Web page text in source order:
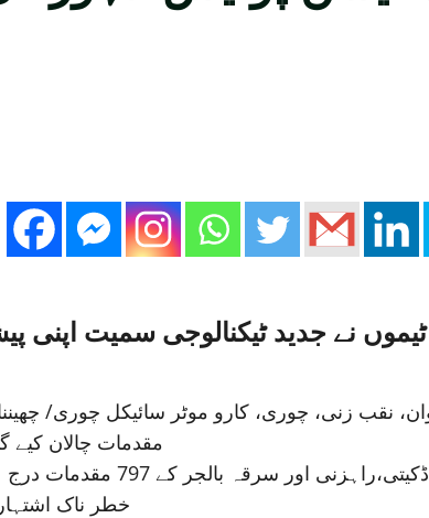
مقدمات چالان کیے گئے۔ قتل کے 145، اغوا برائے تاوان کے 8،
ڈکیتی،راہزنی اور سرقہ بالجر کے 797 مقدمات درج ہوئے۔ وہیکل چھیننے اور چوری کے 1476، نقب زنی کے 466 مقدمات چالان کیے گئے۔
619خطر ناک اشتہاری ملزمان سمیت